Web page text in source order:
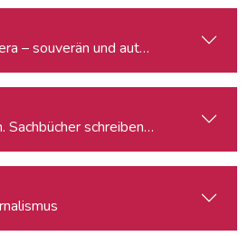
– souverän und authentisch
Sachbücher schreiben für